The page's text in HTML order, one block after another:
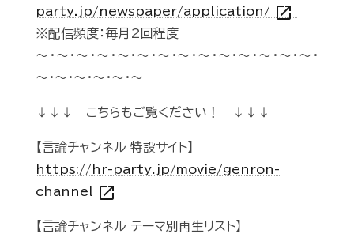
party.jp/newspaper/application/ open_in_new
※配信頻度：毎月2回程度
～・～・～・～・～・～・～・～・～・～・～・～・～・～・
～・～・～・～・～・～
↓↓↓ こちらもご覧ください！ ↓↓↓
【言論チャンネル 特設サイト】
https://hr-party.jp/movie/genron-
channel open_in_new
【言論チャンネル テーマ別再生リスト】